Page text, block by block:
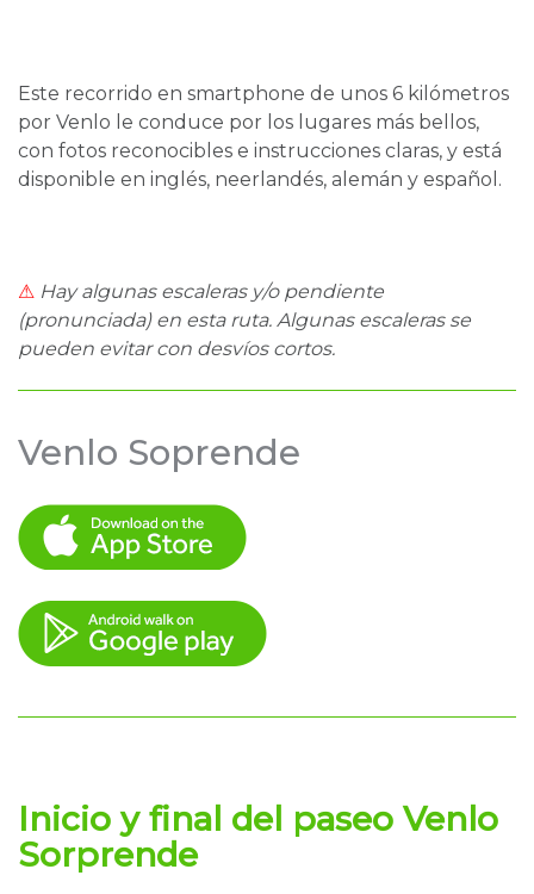
Este recorrido en smartphone de unos 6 kilómetros
por Venlo le conduce por los lugares más bellos,
con fotos reconocibles e instrucciones claras, y está
disponible en inglés, neerlandés, alemán y español.
⚠ Hay algunas escaleras y/o pendiente
(pronunciada) en esta ruta. Algunas escaleras se
pueden evitar con desvíos cortos.
Venlo Soprende
Inicio y final del paseo Venlo
Sorprende